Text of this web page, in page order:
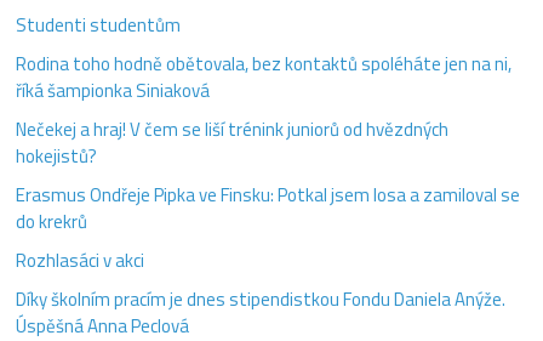
Studenti studentům
Rodina toho hodně obětovala, bez kontaktů spoléháte jen na ni,
říká šampionka Siniaková
Nečekej a hraj! V čem se liší trénink juniorů od hvězdných
hokejistů?
Erasmus Ondřeje Pipka ve Finsku: Potkal jsem losa a zamiloval se
do krekrů
Rozhlasáci v akci
Díky školním pracím je dnes stipendistkou Fondu Daniela Anýže.
Úspěšná Anna Peclová